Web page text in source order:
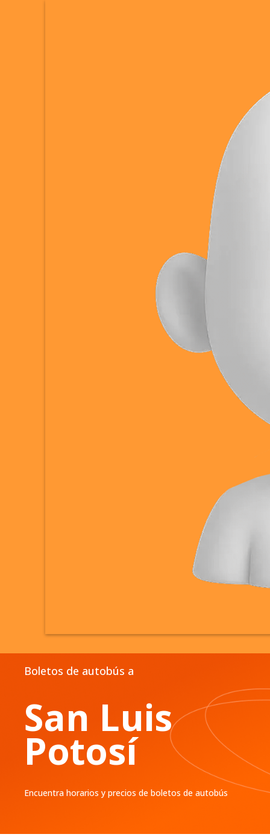
Boletos de autobús a
San Luis
Potosí
Encuentra horarios y precios de boletos de autobús